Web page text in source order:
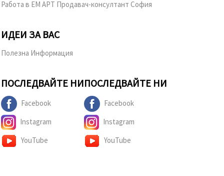
Работа в ЕМ АРТ Продавач-консултант София
ИДЕИ ЗА ВАС
Полезна Информация
ПОСЛЕДВАЙТЕ НИ
Facebook
Instagram
YouTube
ПОСЛЕДВАЙТЕ НИ
Facebook
Instagram
YouTube